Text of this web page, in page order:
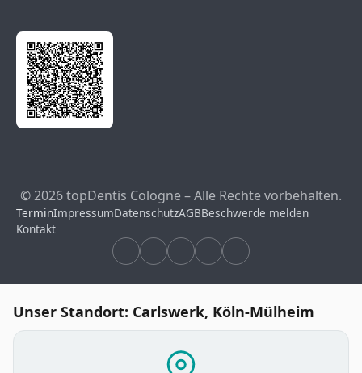
© 2026 topDentis Cologne – Alle Rechte vorbehalten.
TerminImpressumDatenschutzAGBBeschwerde melden
Kontakt
Unser Standort: Carlswerk, Köln-Mülheim